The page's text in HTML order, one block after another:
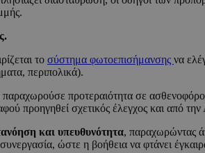
το σύστημα φωτοεπισήμανσης να
περιπολικά).
προτεραιότητα σε
προηγηθεί σχετικός έλεγχος και από
και υπευθυνότητα, παραχωρώντας
ώστε η βοήθεια να φτάνει